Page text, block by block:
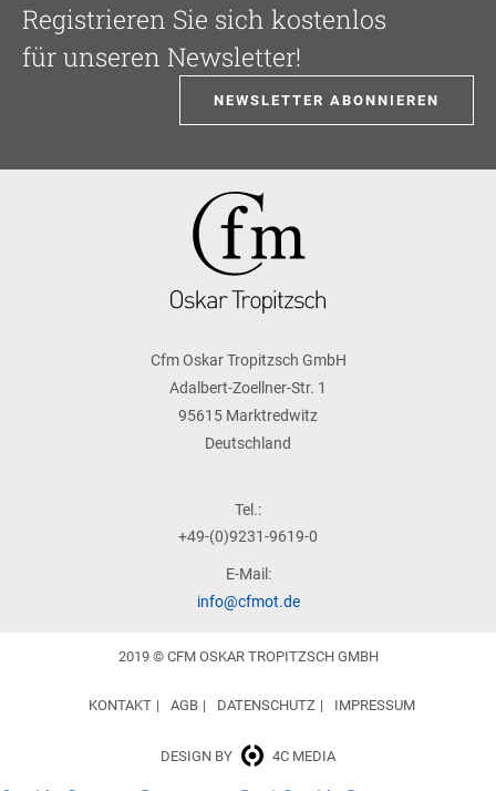
Registrieren Sie sich kostenlos
für unseren Newsletter!
NEWSLETTER ABONNIEREN
Cfm Oskar Tropitzsch GmbH
Adalbert-Zoellner-Str. 1
95615 Marktredwitz
Deutschland
Tel.:
+49-(0)9231-9619-0
E-Mail:
info@cfmot.de
2019 © CFM OSKAR TROPITZSCH GMBH
DESIGN BY 4C MEDIA
KONTAKT AGB DATENSCHUTZ IMPRESSUM